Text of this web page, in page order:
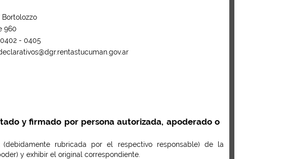
960
- 0405
y firmado por persona autorizada, apoderado o
rubricada por el respectivo responsable) de la
y exhibir el original correspondiente.